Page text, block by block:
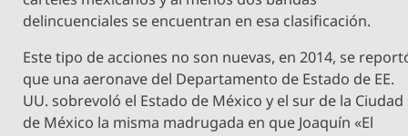
delincuenciales se encuentran en esa clasificación.
Este tipo de acciones no son nuevas, en 2014, se
que una aeronave del Departamento de Estado de EE.
UU. sobrevoló el Estado de México y el sur de la Ciudad
de México la misma madrugada en que Joaquín «El